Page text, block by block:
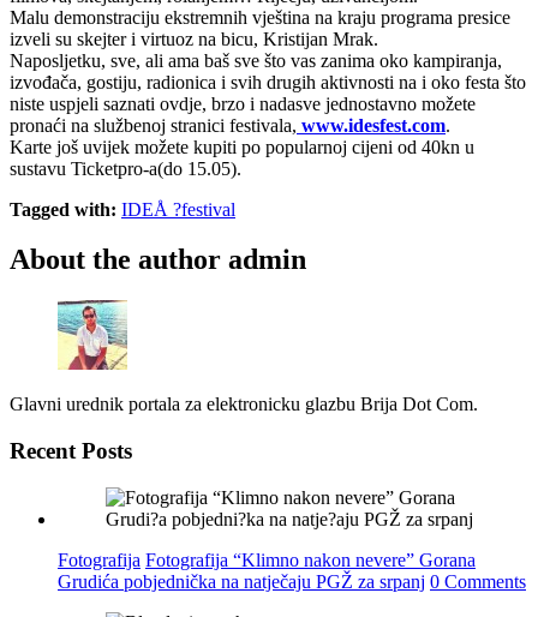
Malu demonstraciju ekstremnih vještina na kraju programa presice
izveli su skejter i virtuoz na bicu, Kristijan Mrak.
Naposljetku, sve, ali ama baš sve što vas zanima oko kampiranja,
izvođača, gostiju, radionica i svih drugih aktivnosti na i oko festa što
niste uspjeli saznati ovdje, brzo i nadasve jednostavno možete
pronaći na službenoj stranici festivala, www.idesfest.com.
Karte još uvijek možete kupiti po popularnoj cijeni od 40kn u
sustavu Ticketpro-a(do 15.05).
Tagged with: IDEÅ ?festival
About the author admin
Glavni urednik portala za elektronicku glazbu Brija Dot Com.
Recent Posts
Fotografija Fotografija “Klimno nakon nevere” Gorana
Grudića pobjednička na natječaju PGŽ za srpanj 0 Comments